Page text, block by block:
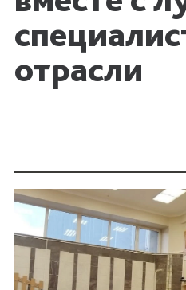
отрасли